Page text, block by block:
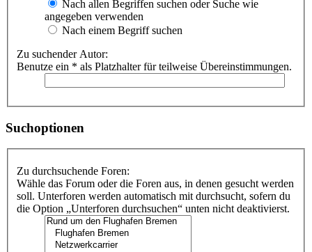
Nach allen Begriffen suchen oder Suche wie
angegeben verwenden
Nach einem Begriff suchen
Zu suchender Autor:
Benutze ein * als Platzhalter für teilweise Übereinstimmungen.
Suchoptionen
Zu durchsuchende Foren:
Wähle das Forum oder die Foren aus, in denen gesucht werden
soll. Unterforen werden automatisch mit durchsucht, sofern du
die Option „Unterforen durchsuchen“ unten nicht deaktivierst.